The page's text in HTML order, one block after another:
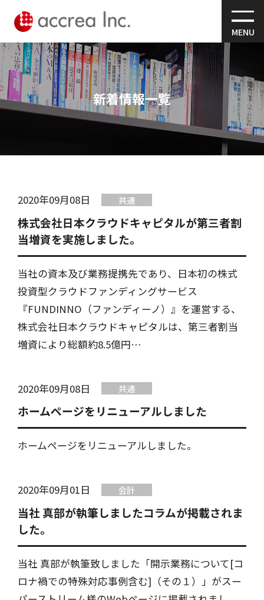
MENU
新着情報一覧
2020年09月08日 共通
株式会社日本クラウドキャピタルが第三者割
当増資を実施しました。
当社の資本及び業務提携先であり、日本初の株式
投資型クラウドファンディングサービス
『FUNDINNO（ファンディーノ）』を運営する、
株式会社日本クラウドキャピタルは、第三者割当
増資により総額約8.5億円…
2020年09月08日 共通
ホームページをリニューアルしました
ホームページをリニューアルしました。
2020年09月01日 会計
当社 真部が執筆しましたコラムが掲載されま
した。
当社 真部が執筆致しました「開示業務について[コ
ロナ禍での特殊対応事例含む]（その１）」がスー